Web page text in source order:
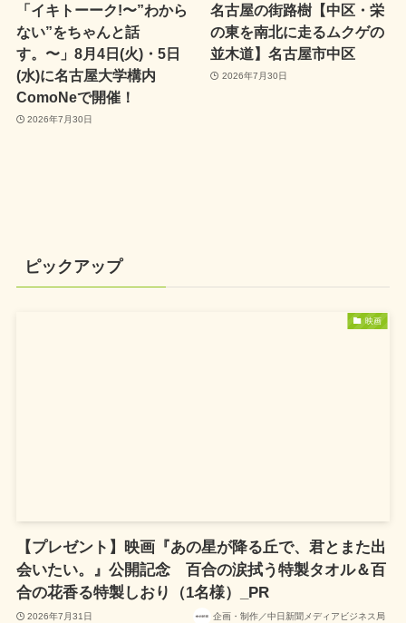
「イキトーーク!〜”わから
ない”をちゃんと話
す。〜」8月4日(火)・5日
(水)に名古屋大学構内
ComoNeで開催！
2026年7月30日
名古屋の街路樹【中区・栄
の東を南北に走るムクゲの
並木道】名古屋市中区
2026年7月30日
ピックアップ
映画
【プレゼント】映画『あの星が降る丘で、君とまた出
会いたい。』公開記念 百合の涙拭う特製タオル＆百
合の花香る特製しおり（1名様）_PR
2026年7月31日 企画・制作／中日新聞メディアビジネス局